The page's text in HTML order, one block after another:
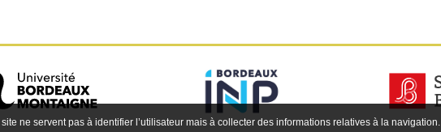
ne servent pas à identifier l’utilisateur mais à collecter des informations relatives à la navigation.